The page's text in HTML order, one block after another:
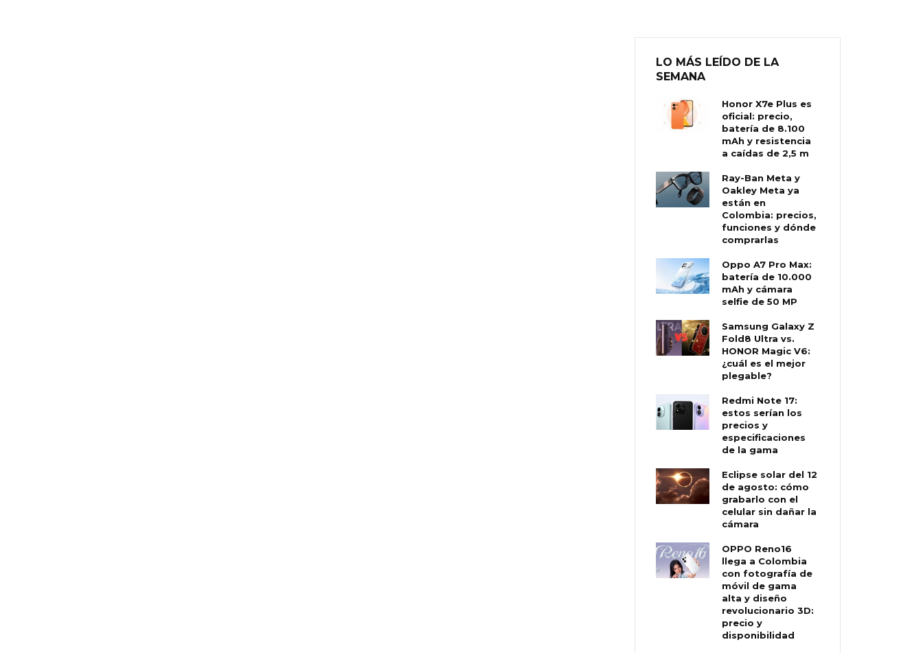
LO MÁS LEÍDO DE LA
SEMANA
Honor X7e Plus es
oficial: precio,
batería de 8.100
mAh y resistencia
a caídas de 2,5 m
Ray-Ban Meta y
Oakley Meta ya
están en
Colombia: precios,
funciones y dónde
comprarlas
Oppo A7 Pro Max:
batería de 10.000
mAh y cámara
selfie de 50 MP
Samsung Galaxy Z
Fold8 Ultra vs.
HONOR Magic V6:
¿cuál es el mejor
plegable?
Redmi Note 17:
estos serían los
precios y
especificaciones
de la gama
Eclipse solar del 12
de agosto: cómo
grabarlo con el
celular sin dañar la
cámara
OPPO Reno16
llega a Colombia
con fotografía de
móvil de gama
alta y diseño
revolucionario 3D:
precio y
disponibilidad